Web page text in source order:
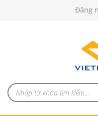
Đăng